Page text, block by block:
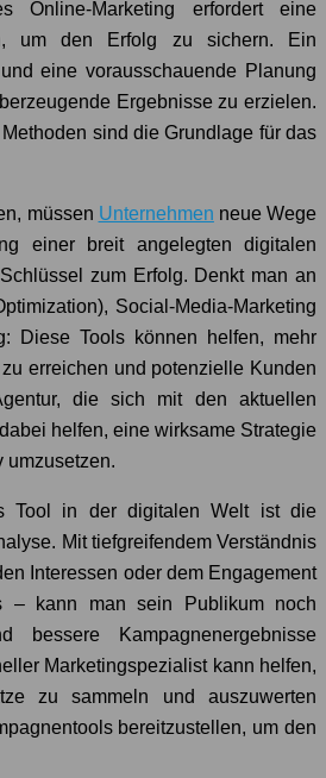
Online-Marketing erfordert eine
um den Erfolg zu sichern. Ein
eine vorausschauende Planung
Ergebnisse zu erzielen.
sind die Grundlage für das
müssen Unternehmen neue Wege
einer breit angelegten digitalen
zum Erfolg. Denkt man an
Social-Media-Marketing
Diese Tools können helfen, mehr
erreichen und potenzielle Kunden
die sich mit den aktuellen
helfen, eine wirksame Strategie
umzusetzen.
Tool in der digitalen Welt ist die
Mit tiefgreifendem Verständnis
Interessen oder dem Engagement
– kann man sein Publikum noch
bessere Kampagnenergebnisse
Marketingspezialist kann helfen,
zu sammeln und auszuwerten
bereitzustellen, um den